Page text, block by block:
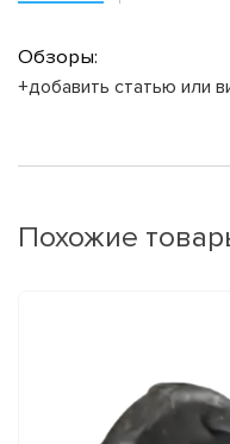
Обзоры:
+добавить статью или
Похожие